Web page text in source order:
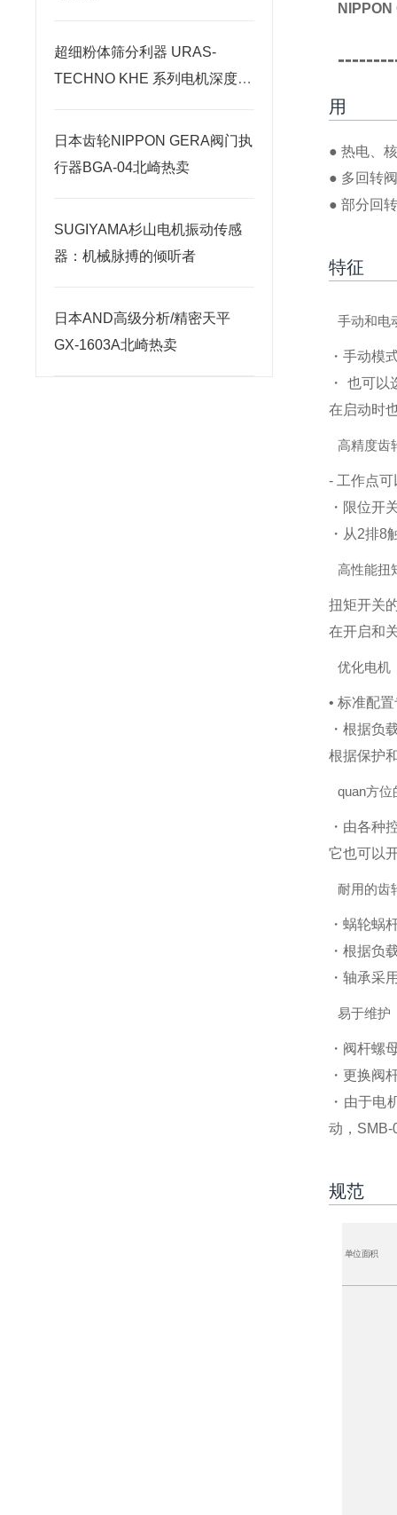
超细粉体筛分利器 URAS-
TECHNO KHE 系列电机深度解
日本齿轮NIPPON GERA阀门执
行器BGA-04北崎热卖
SUGIYAMA杉山电机振动传感
器：机械脉搏的倾听者
日本AND高级分析/精密天平
GX-1603A北崎热卖
用
● 热电、
● 多回转
● 部分回
特征
手动和电
・手动模
・ 也可
在启动时
高精度齿
- 工作点
・限位开
・从2排8
高性能扭
扭矩开关
在开启和
优化电机
• 标准配
・根据负
根据保护
quan方位
・由各种
它也可以
耐用的齿
・蜗轮蜗
・根据负
・轴承采
易于维护
・阀杆螺
・更换阀
・由于电
动，SMB-
规范
单位面积